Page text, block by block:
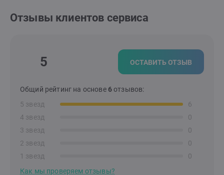
Отзывы клиентов сервиса
5 ОСТАВИТЬ ОТЗЫВ
Как мы проверяем отзывы?
Общий рейтинг на основе6отзывов:
5 звезд
6
4 звезд
0
3 звезд
0
2 звезд
0
1 звезд
0